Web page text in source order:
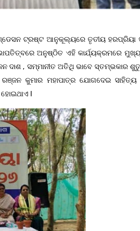
ଟ୍ରଷ୍ଟ ଆନୁକୂଲ୍ୟରେ ତୃତୀୟ ହରପ୍ରିୟା
ଅନୁଷ୍ଠିତ ଏହି କାର୍ଯ୍ୟକ୍ରମରେ
ଦାଶ , ସମ୍ମାନୀତ ଅତିଥି ଭାବେ ସ୍ତମ୍ଭକାର
କୁମାର ମହାପାତ୍ର ଯୋଗଦେଇ
l